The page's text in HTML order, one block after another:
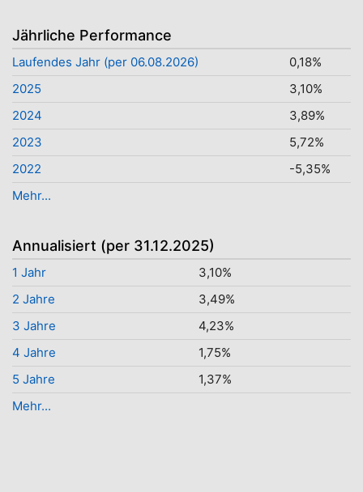
Jährliche Performance
Laufendes Jahr (per 06.08.2026)
0,18%
2025
3,10%
2024
3,89%
2023
5,72%
2022
-5,35%
Mehr...
Annualisiert (per 31.12.2025)
1 Jahr
3,10%
2 Jahre
3,49%
3 Jahre
4,23%
4 Jahre
1,75%
5 Jahre
1,37%
Mehr...